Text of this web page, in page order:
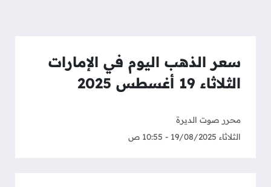
سعر الذهب اليوم في الإمارات
الثلاثاء 19 أغسطس 2025
محرر صوت الديرة
الثلاثاء 19/08/2025 - 10:55 ص